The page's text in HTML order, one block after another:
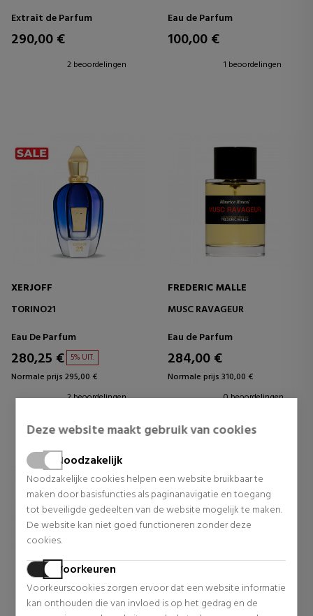
Deze website maakt gebruik van cookies
Noodzakelijk
Noodzakelijke cookies helpen een website bruikbaar te
maken door basisfuncties als paginanavigatie en toegang
tot beveiligde gedeelten van de website mogelijk te maken.
De website kan niet goed functioneren zonder deze
cookies.
Voorkeuren
Voorkeurscookies zorgen ervoor dat een website informatie
kan onthouden die van invloed is op het gedrag en de
Extrait de Parfum
290,00 €
2 beoordelingen
Eau de Parfum
100,00 €
1 beoordelingen
XERJOFF
TORINO21
Eau De Parfum
280,25 € 5% UIT.
Normale prijs 295,00 €
2 beoordelingen
FREDERIC MALLE
MUSC RAVAGEUR
Eau de Parfum
284,00 €
Normale prijs 310,00 €
0 beoordelingen